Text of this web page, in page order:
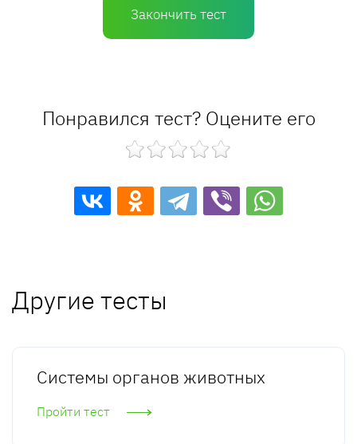
Закончить тест
Понравился тест? Оцените его
Другие тесты
Системы органов животных
Пройти тест